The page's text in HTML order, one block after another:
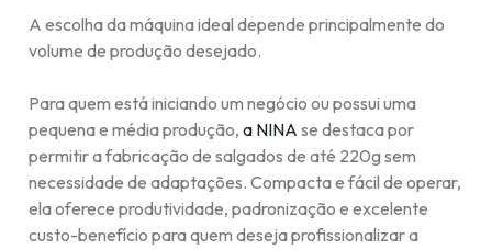
A escolha da máquina ideal depende principalmente do
volume de produção desejado.
Para quem está iniciando um negócio ou possui uma
pequena e média produção, a NINA se destaca por
permitir a fabricação de salgados de até 220g sem
necessidade de adaptações. Compacta e fácil de operar,
ela oferece produtividade, padronização e excelente
custo-benefício para quem deseja profissionalizar a